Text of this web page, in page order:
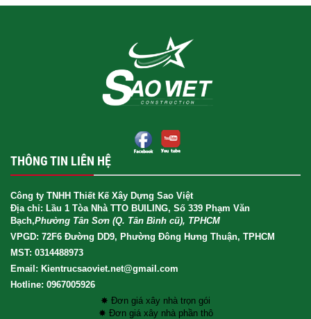
THÔNG TIN LIÊN HỆ
Công ty TNHH Thiết Kế Xây Dựng Sao Việt
Địa chỉ: Lầu 1 Tòa Nhà TTO BUILING, Số 339 Phạm Văn
Bạch,Phường Tân Sơn (Q. Tân Bình cũ), TPHCM
VPGD: 72F6 Đường DD9, Phường Đông Hưng Thuận, TPHCM
MST: 0314488973
Email: Kientrucsaoviet.net@gmail.com
Hotline: 0967005926
✸ Đơn giá xây nhà trọn gói
✸ Đơn giá xây nhà phần thô